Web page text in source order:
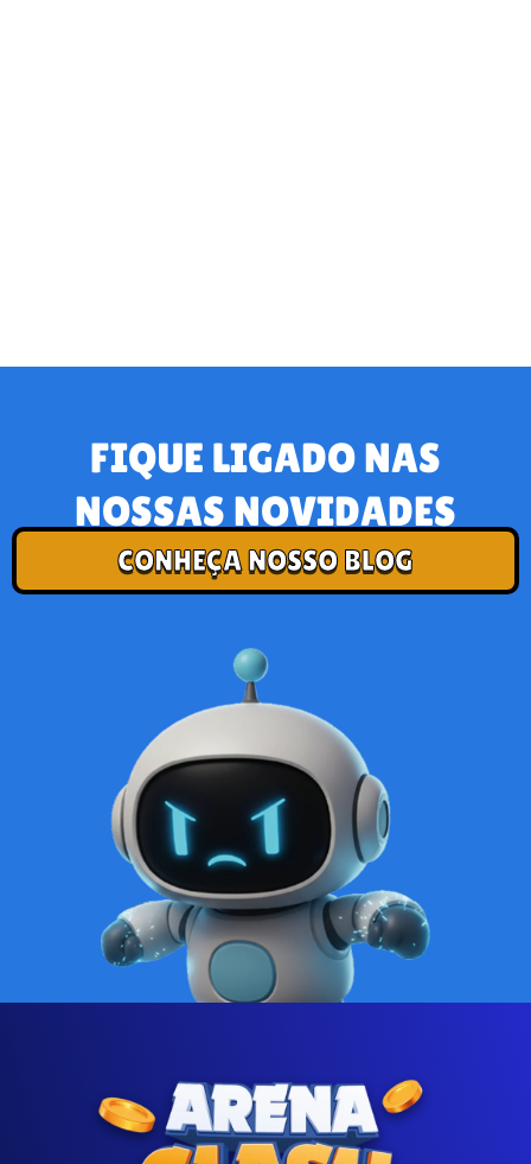
FIQUE LIGADO NAS
NOSSAS NOVIDADES
CONHEÇA NOSSO BLOG